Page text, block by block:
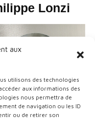
aux
utilisons des technologies
aux informations des
nous permettra de
de navigation ou les ID
ou de retirer son
Lonzi